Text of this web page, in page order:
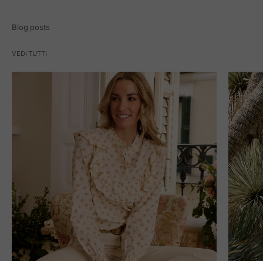
Blog posts
VEDI TUTTI